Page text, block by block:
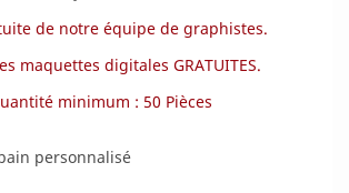
de notre équipe de graphistes.
maquettes digitales GRATUITES.
minimum : 50 Pièces